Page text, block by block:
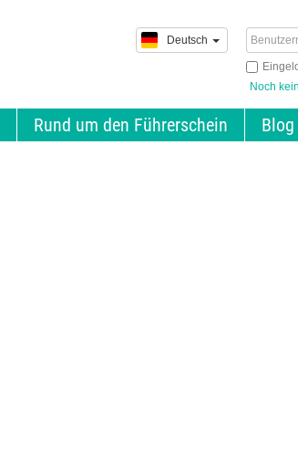
Noch
Deutsch
Rund um den Führerschein Blog